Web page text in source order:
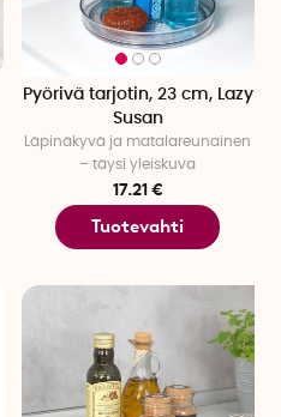
Pyörivä tarjotin, 23 cm, Lazy
Susan
Läpinäkyvä ja matalareunainen
– täysi yleiskuva
17.21 €
Tuotevahti